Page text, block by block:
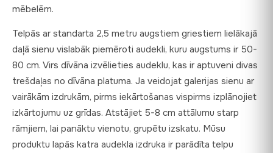
mēbelēm.
Telpās ar standarta 2,5 metru augstiem griestiem lielākajā
daļā sienu vislabāk piemēroti audekli, kuru augstums ir 50-
80 cm. Virs dīvāna izvēlieties audeklu, kas ir aptuveni divas
trešdaļas no dīvāna platuma. Ja veidojat galerijas sienu ar
vairākām izdrukām, pirms iekārtošanas vispirms izplānojiet
izkārtojumu uz grīdas. Atstājiet 5-8 cm attālumu starp
rāmjiem, lai panāktu vienotu, grupētu izskatu. Mūsu
produktu lapās katra audekla izdruka ir parādīta telpu